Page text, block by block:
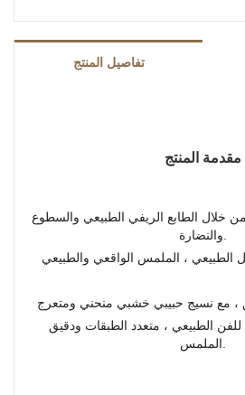
تفاصيل المنتج
مقدمة المنتج
خلال الطابع الريفي الطبيعي والسطوع
الطبيعي ، متعدد الطبقات ودقيق